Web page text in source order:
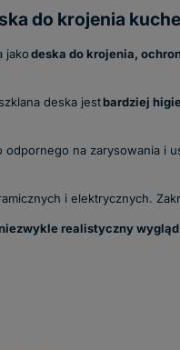
do krojenia
jakodeska do krojenia,
deska jestbardziej
na zarysowania i
i elektrycznych.
realistyczny